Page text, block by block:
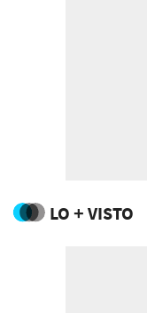
LO + VISTO